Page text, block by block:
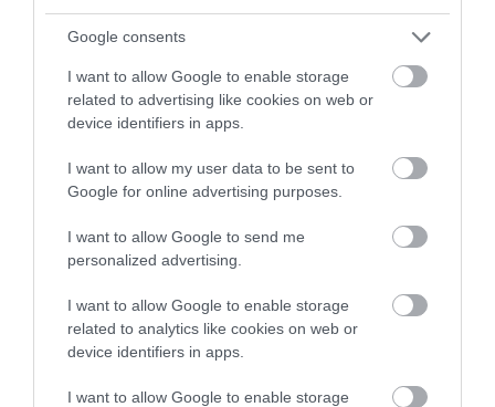
Google consents
I want to allow Google to enable storage
related to advertising like cookies on web or
device identifiers in apps.
I want to allow my user data to be sent to
Google for online advertising purposes.
I want to allow Google to send me
personalized advertising.
I want to allow Google to enable storage
related to analytics like cookies on web or
device identifiers in apps.
I want to allow Google to enable storage